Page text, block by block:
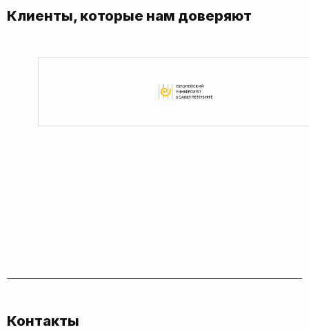
Клиенты, которые нам доверяют
Контакты